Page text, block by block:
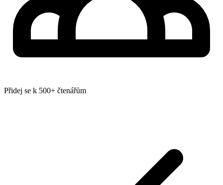
Přidej se k 500+ čtenářům